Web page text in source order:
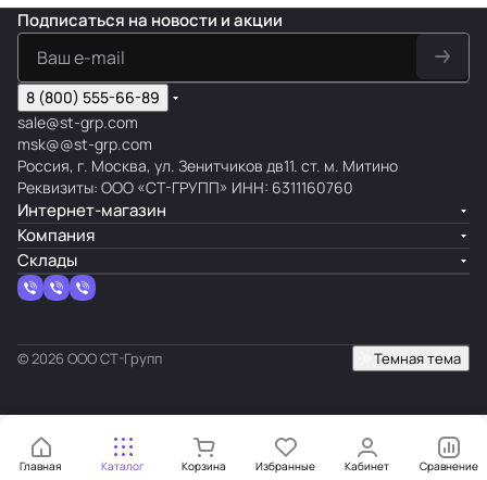
Главная Каталог Корзина Избранные Кабинет Сравнение
Подписаться на новости и акции
8 (800) 555-66-89
sale@st-grp.com
msk@@st-grp.com
Россия, г. Москва, ул. Зенитчиков дв11. ст. м. Митино
Реквизиты: ООО «СТ-ГРУПП» ИНН: 6311160760
Интернет-магазин
Компания
Склады
© 2026 ООО СТ-Групп Темная тема